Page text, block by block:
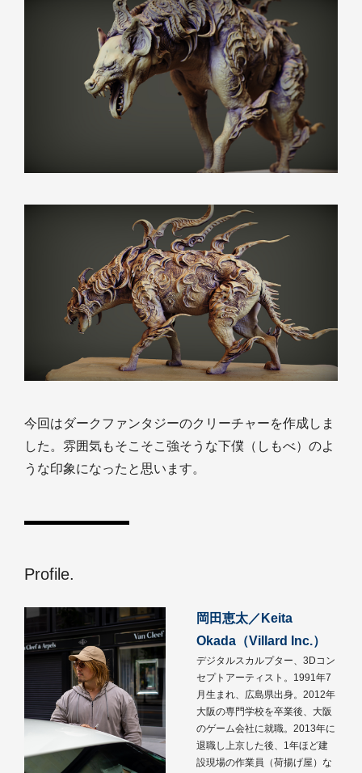
今回はダークファンタジーのクリーチャーを作成しま
した。雰囲気もそこそこ強そうな下僕（しもべ）のよ
うな印象になったと思います。
Profile.
岡田恵太／Keita
Okada（Villard Inc.）
デジタルスカルプター、3Dコン
セプトアーティスト。1991年7
月生まれ、広島県出身。2012年
大阪の専門学校を卒業後、大阪
のゲーム会社に就職。2013年に
退職し上京した後、1年ほど建
設現場の作業員（荷揚げ屋）な